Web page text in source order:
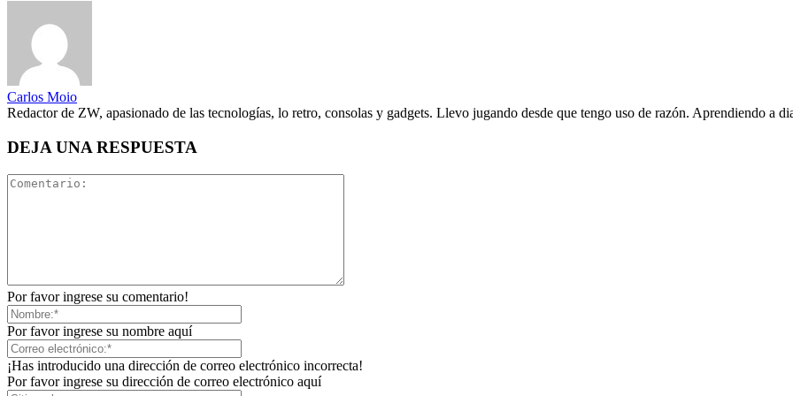
Carlos Moio
Redactor de ZW, apasionado de las tecnologías, lo retro, consolas y gadgets. Llevo jugando desde que tengo uso de razón. Aprendiendo a
DEJA UNA RESPUESTA
Por favor ingrese su comentario!
Por favor ingrese su nombre aquí
¡Has introducido una dirección de correo electrónico incorrecta!
Por favor ingrese su dirección de correo electrónico aquí